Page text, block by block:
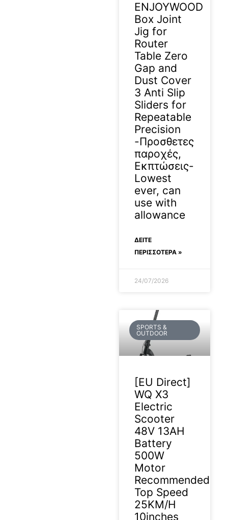
ENJOYWOOD
Box Joint
Jig for
Router
Table Zero
Gap and
Dust Cover
3 Anti Slip
Sliders for
Repeatable
Precision
-Προσθετες
παροχές,
Εκπτώσεις-
Lowest
ever, can
use with
allowance
ΔΕΊΤΕ
ΠΕΡΙΣΣΟΤΕΡΑ »
24/07/2026
SPORTS &
OUTDOOR
[EU Direct]
WQ X3
Electric
Scooter
48V 13AH
Battery
500W
Motor
Recommended
Top Speed
25KM/H
10inches